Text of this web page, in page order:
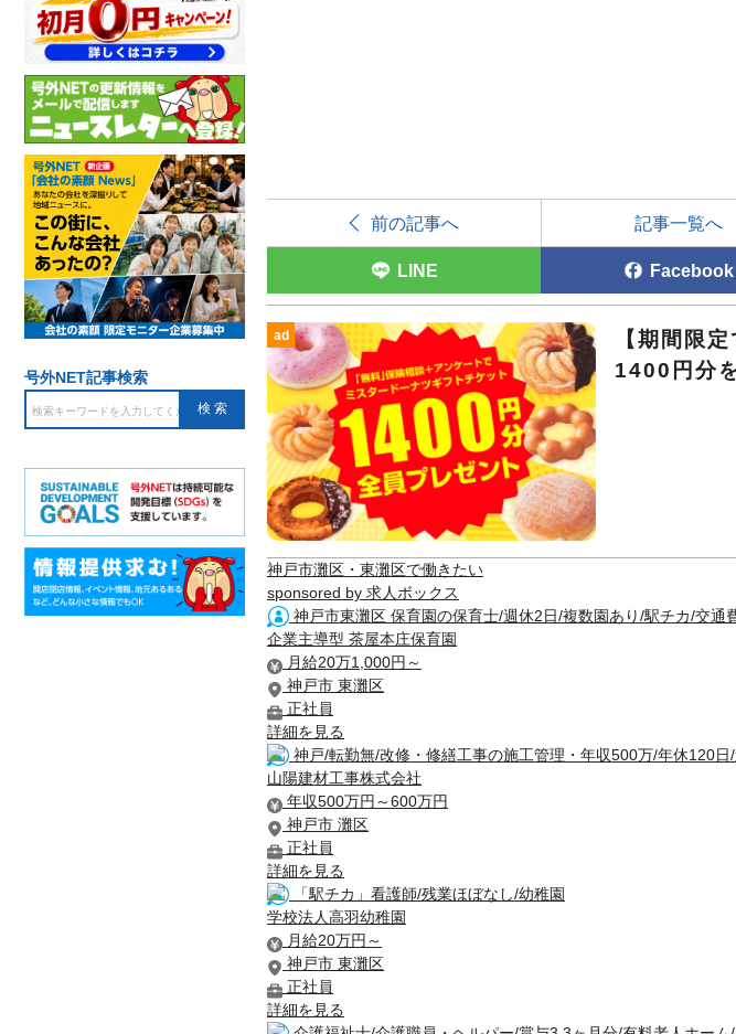
前の記事へ 記事一覧へ
LINE Facebook
ad
【期間限
1400円分
神戸市灘区・東灘区で働きたい
sponsored by 求人ボックス
神戸市東灘区 保育園の保育士/週休2日/複数園あり/駅チカ/交通
企業主導型 茶屋本庄保育園
月給20万1,000円～
神戸市 東灘区
正社員
詳細を見る
神戸/転勤無/改修・修繕工事の施工管理・年収500万/年休120日
山陽建材工事株式会社
年収500万円～600万円
神戸市 灘区
正社員
詳細を見る
「駅チカ」看護師/残業ほぼなし/幼稚園
学校法人高羽幼稚園
月給20万円～
神戸市 東灘区
正社員
詳細を見る
号外NET記事検索